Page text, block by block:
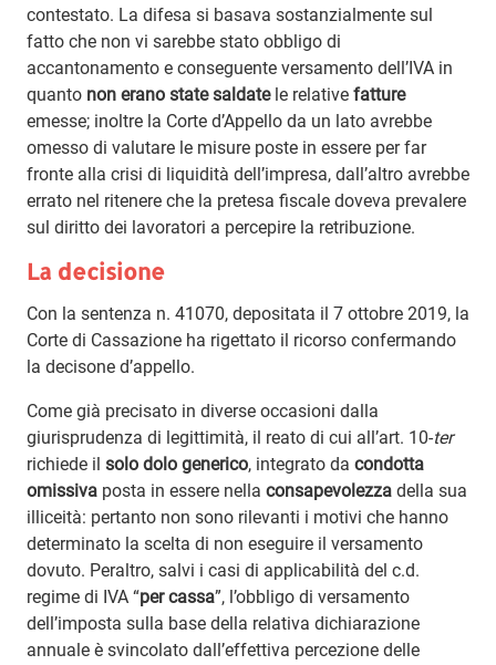
contestato. La difesa si basava sostanzialmente sul
fatto che non vi sarebbe stato obbligo di
accantonamento e conseguente versamento dell’IVA in
quanto non erano state saldatele relative fatture
emesse; inoltre la Corte d’Appello da un lato avrebbe
omesso di valutare le misure poste in essere per far
fronte alla crisi di liquidità dell’impresa, dall’altro avrebbe
errato nel ritenere che la pretesa fiscale doveva prevalere
sul diritto dei lavoratori a percepire la retribuzione.
La decisione
Con la sentenza n. 41070, depositata il 7 ottobre 2019, la
Corte di Cassazione ha rigettato il ricorso confermando
la decisone d’appello.
Come già precisato in diverse occasioni dalla
giurisprudenza di legittimità, il reato di cui all’art. 10-ter
richiede il solo dolo generico, integrato da condotta
omissiva posta in essere nella consapevolezza della sua
illiceità: pertanto non sono rilevanti i motivi che hanno
determinato la scelta di non eseguire il versamento
dovuto. Peraltro, salvi i casi di applicabilità del c.d.
regime di IVA “per cassa”, l’obbligo di versamento
dell’imposta sulla base della relativa dichiarazione
annuale è svincolato dall’effettiva percezione delle